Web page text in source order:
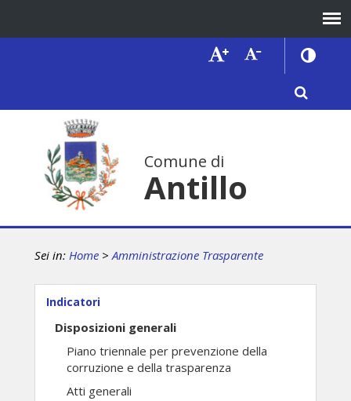
Comune di
Antillo
Sei in: Home >Amministrazione Trasparente
Indicatori
Disposizioni generali
Piano triennale per prevenzione della
corruzione e della trasparenza
Atti generali